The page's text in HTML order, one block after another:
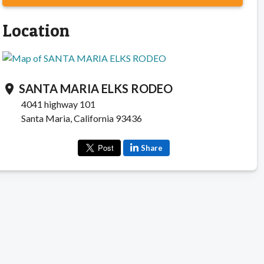
Location
location_on SANTA MARIA ELKS RODEO
4041 highway 101
Santa Maria, California 93436
Share